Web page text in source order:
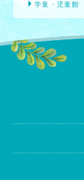
学童・児童館